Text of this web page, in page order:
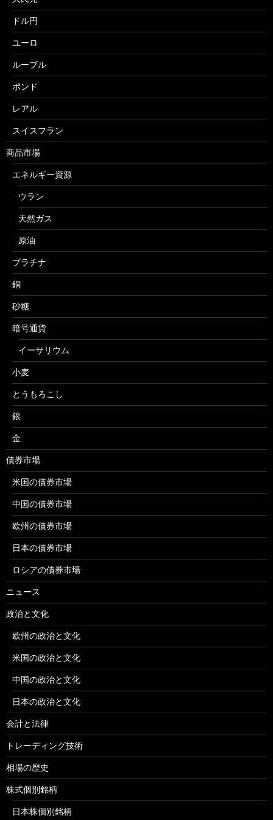
ドル円
ユーロ
ルーブル
ポンド
レアル
スイスフラン
商品市場
エネルギー資源
ウラン
天然ガス
原油
プラチナ
銅
砂糖
暗号通貨
イーサリウム
小麦
とうもろこし
銀
金
債券市場
米国の債券市場
中国の債券市場
欧州の債券市場
日本の債券市場
ロシアの債券市場
ニュース
政治と文化
欧州の政治と文化
米国の政治と文化
中国の政治と文化
日本の政治と文化
会計と法律
トレーディング技術
相場の歴史
株式個別銘柄
日本株個別銘柄